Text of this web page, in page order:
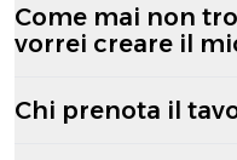
Come mai non
vorrei creare il
Chi prenota il